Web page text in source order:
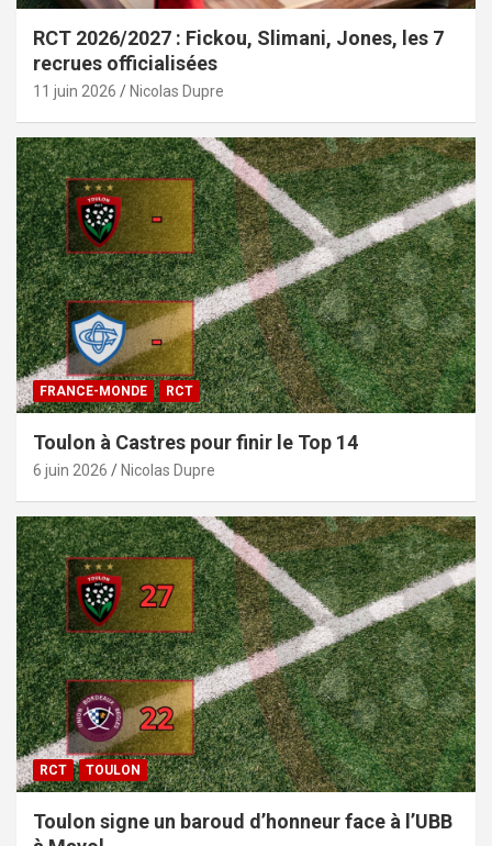
RCT 2026/2027 : Fickou, Slimani, Jones, les 7
recrues officialisées
11 juin 2026 Nicolas Dupre
FRANCE-MONDE RCT
Toulon à Castres pour finir le Top 14
6 juin 2026 Nicolas Dupre
RCT TOULON
Toulon signe un baroud d’honneur face à l’UBB